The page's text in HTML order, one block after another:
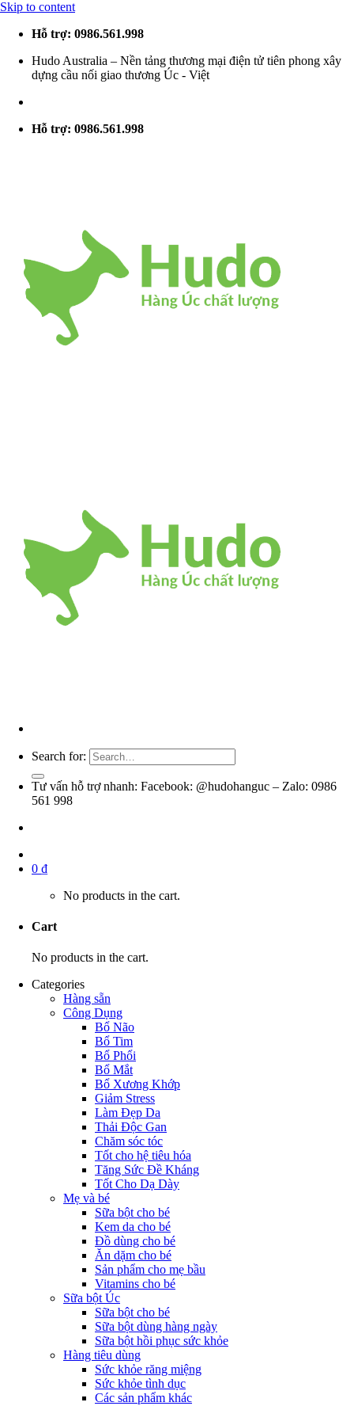
Skip to content
Hỗ trợ: 0986.561.998
Hudo Australia – Nền tảng thương mại điện tử tiên phong xây
dựng cầu nối giao thương Úc - Việt
Hỗ trợ: 0986.561.998
Search for:
Tư vấn hỗ trợ nhanh: Facebook: @hudohanguc – Zalo: 0986
561 998
0 ₫
No products in the cart.
Cart
No products in the cart.
Categories
Hàng sẵn
Công Dụng
Bổ Não
Bổ Tim
Bổ Phổi
Bổ Mắt
Bổ Xương Khớp
Giảm Stress
Làm Đẹp Da
Thải Độc Gan
Chăm sóc tóc
Tốt cho hệ tiêu hóa
Tăng Sức Đề Kháng
Tốt Cho Dạ Dày
Mẹ và bé
Sữa bột cho bé
Kem da cho bé
Đồ dùng cho bé
Ăn dặm cho bé
Sản phẩm cho mẹ bầu
Vitamins cho bé
Sữa bột Úc
Sữa bột cho bé
Sữa bột dùng hàng ngày
Sữa bột hồi phục sức khỏe
Hàng tiêu dùng
Sức khỏe răng miệng
Sức khỏe tình dục
Các sản phẩm khác